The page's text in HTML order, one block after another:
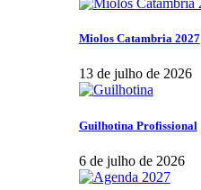
Miolos Catambria 2027
13 de julho de 2026
Guilhotina Profissional
6 de julho de 2026